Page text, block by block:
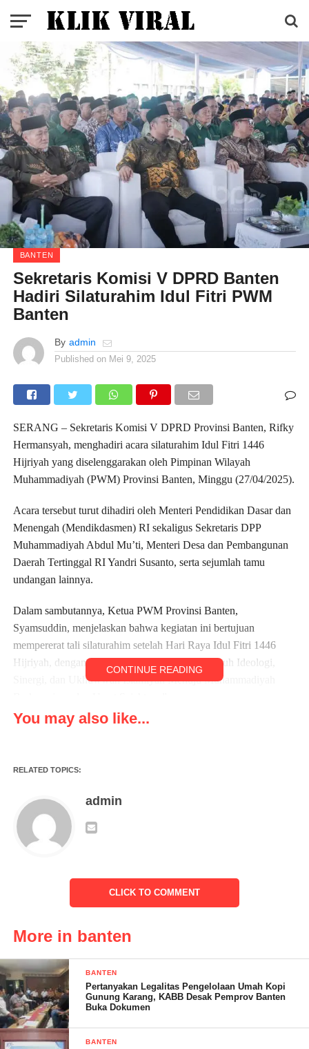
BANTEN
Sekretaris Komisi V DPRD Banten
Hadiri Silaturahim Idul Fitri PWM
Banten
By admin
Published on Mei 9, 2025
SERANG – Sekretaris Komisi V DPRD Provinsi Banten, Rifky
Hermansyah, menghadiri acara silaturahim Idul Fitri 1446
Hijriyah yang diselenggarakan oleh Pimpinan Wilayah
Muhammadiyah (PWM) Provinsi Banten, Minggu (27/04/2025).
Acara tersebut turut dihadiri oleh Menteri Pendidikan Dasar dan
Menengah (Mendikdasmen) RI sekaligus Sekretaris DPP
Muhammadiyah Abdul Mu’ti, Menteri Desa dan Pembangunan
Daerah Tertinggal RI Yandri Susanto, serta sejumlah tamu
undangan lainnya.
Dalam sambutannya, Ketua PWM Provinsi Banten,
Syamsuddin, menjelaskan bahwa kegiatan ini bertujuan
mempererat tali silaturahim setelah Hari Raya Idul Fitri 1446
Hijriyah, dengan mengangkat tema “Memperteguh Ideologi,
Sinergi, dan Ukhuwwah Islamiyah Menuju Muhammadiyah
“Adanya halal bihalal ini bertujuan untuk mempererat tali
Menanggapi hal tersebut, Sekretaris Komisi V DPRD Banten,
Rifky Hermansyah, menyampaikan bahwa kegiatan silaturahim
ini merupakan langkah positif dalam mempererat persaudaraan di
Ia juga berharap kegiatan ini dapat mencapai tujuan sebagaimana
tema yang telah diusung oleh PWM Provinsi Banten.
“Mudah-mudahan PWM Provinsi Banten dapat terus maju dan
semoga dapat memperteguh ideologi kita, serta bersinergi antara
ulama, pemerintah, dan masyarakat,” tuturnya.
Melalui kegiatan ini, diharapkan hubungan antara elemen
masyarakat, ulama, dan pemerintah dapat semakin kuat dalam
membangun umat yang sejahtera. (***)
CONTINUE READING
You may also like...
RELATED TOPICS:
admin
CLICK TO COMMENT
More in banten
BANTEN
Pertanyakan Legalitas Pengelolaan Umah Kopi
Gunung Karang, KABB Desak Pemprov Banten
Buka Dokumen
BANTEN